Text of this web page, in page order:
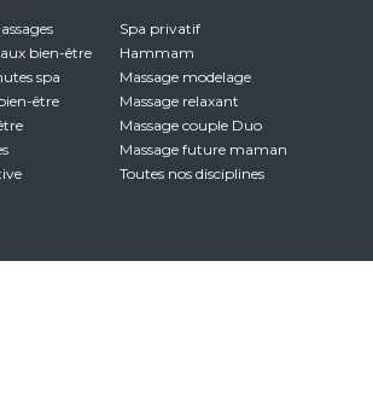
bien-être
spa
être
Spa privatif
Hammam
Massage modelage
Massage relaxant
Massage couple Duo
Massage future maman
Toutes nos disciplines